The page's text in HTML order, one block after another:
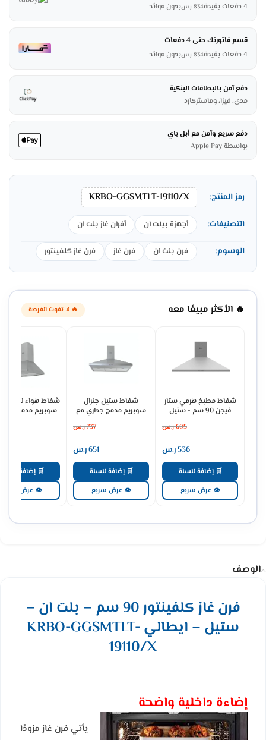
4 دفعات بقيمة
834 ر.سبدون فوائد
قسم فاتورتك حتى 4 دفعات
4 دفعات بقيمة
834 ر.سبدون فوائد
دفع آمن بالبطاقات البنكية
مدى، فيزا، وماستركارد
دفع سريع وآمن مع أبل باي
بواسطة Apple Pay
رمز المنتج: KRBO-GGSMTLT-19110/X
التصنيفات: أجهزة بيلت ان أفران غاز بلت ان
الوسوم: فرن بلت ان فرن غاز فرن غاز كلفينتور
🔥 الأكثر مبيعًا معه 🔥 لا تفوت الفرصة
شفاط مطبخ هرمي ستار
فيجن 90 سم - ستيل
SV90PSS
605ر.س
536ر.س
🛒 إضافة للسلة
👁 عرض سريع
شفاط ستيل جنرال
سوبريم مدمج جداري مع
مدخنة 3 سرعات - ستيل
GSCH90FS
737ر.س
651ر.س
🛒 إضافة للسلة
👁 عرض سريع
شفاط هواء للمطبخ
سوبريم مدمج
🛒 إضافة للسلة
👁 عرض سريع
الوصف
فرن غاز كلفينتور 90 سم – بلت ان –
ستيل – ايطالي KRBO-GGSMTLT-
19110/X
إضاءة داخلية واضحة
يأتي فرن غاز مزودًا